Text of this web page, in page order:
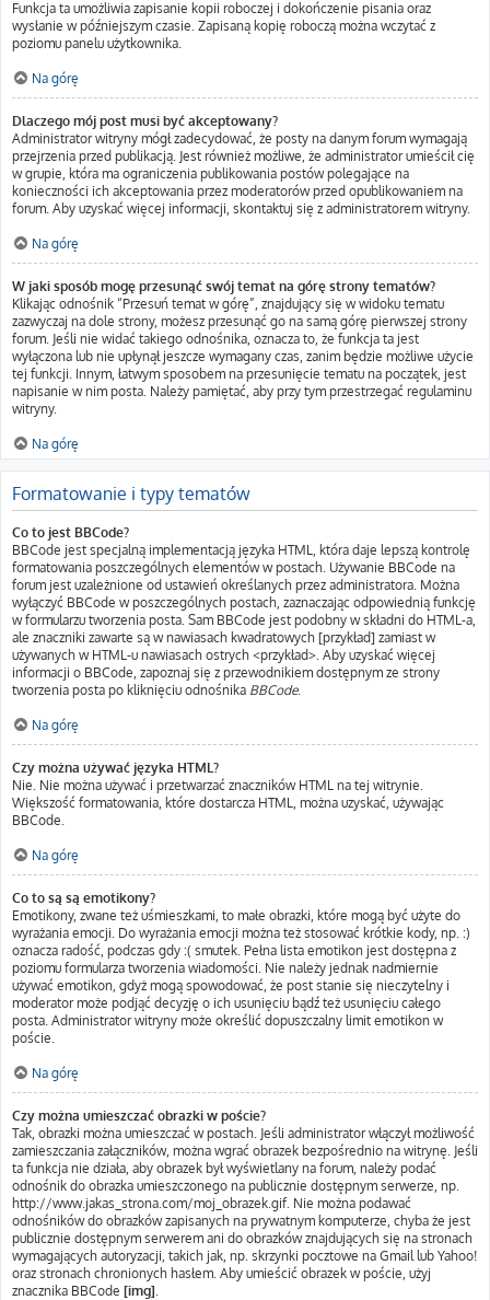
Funkcja ta umożliwia zapisanie kopii roboczej i dokończenie pisania oraz
wysłanie w późniejszym czasie. Zapisaną kopię roboczą można wczytać z
poziomu panelu użytkownika.
Na górę
Dlaczego mój post musi być akceptowany?
Administrator witryny mógł zadecydować, że posty na danym forum wymagają
przejrzenia przed publikacją. Jest również możliwe, że administrator umieścił cię
w grupie, która ma ograniczenia publikowania postów polegające na
konieczności ich akceptowania przez moderatorów przed opublikowaniem na
forum. Aby uzyskać więcej informacji, skontaktuj się z administratorem witryny.
Na górę
W jaki sposób mogę przesunąć swój temat na górę strony tematów?
Klikając odnośnik “Przesuń temat w górę”, znajdujący się w widoku tematu
zazwyczaj na dole strony, możesz przesunąć go na samą górę pierwszej strony
forum. Jeśli nie widać takiego odnośnika, oznacza to, że funkcja ta jest
wyłączona lub nie upłynął jeszcze wymagany czas, zanim będzie możliwe użycie
tej funkcji. Innym, łatwym sposobem na przesunięcie tematu na początek, jest
napisanie w nim posta. Należy pamiętać, aby przy tym przestrzegać regulaminu
witryny.
Na górę
Formatowanie i typy tematów
Co to jest BBCode?
BBCode jest specjalną implementacją języka HTML, która daje lepszą kontrolę
formatowania poszczególnych elementów w postach. Używanie BBCode na
forum jest uzależnione od ustawień określanych przez administratora. Można
wyłączyć BBCode w poszczególnych postach, zaznaczając odpowiednią funkcję
w formularzu tworzenia posta. Sam BBCode jest podobny w składni do HTML-a,
ale znaczniki zawarte są w nawiasach kwadratowych [przykład] zamiast w
używanych w HTML-u nawiasach ostrych <przykład>. Aby uzyskać więcej
informacji o BBCode, zapoznaj się z przewodnikiem dostępnym ze strony
tworzenia posta po kliknięciu odnośnika BBCode.
Na górę
Czy można używać języka HTML?
Nie. Nie można używać i przetwarzać znaczników HTML na tej witrynie.
Większość formatowania, które dostarcza HTML, można uzyskać, używając
BBCode.
Na górę
Co to są są emotikony?
Emotikony, zwane też uśmieszkami, to małe obrazki, które mogą być użyte do
wyrażania emocji. Do wyrażania emocji można też stosować krótkie kody, np. :)
oznacza radość, podczas gdy :( smutek. Pełna lista emotikon jest dostępna z
poziomu formularza tworzenia wiadomości. Nie należy jednak nadmiernie
używać emotikon, gdyż mogą spowodować, że post stanie się nieczytelny i
moderator może podjąć decyzję o ich usunięciu bądź też usunięciu całego
posta. Administrator witryny może określić dopuszczalny limit emotikon w
poście.
Na górę
Czy można umieszczać obrazki w poście?
Tak, obrazki można umieszczać w postach. Jeśli administrator włączył możliwość
zamieszczania załączników, można wgrać obrazek bezpośrednio na witrynę. Jeśli
ta funkcja nie działa, aby obrazek był wyświetlany na forum, należy podać
odnośnik do obrazka umieszczonego na publicznie dostępnym serwerze, np.
http://www.jakas_strona.com/moj_obrazek.gif. Nie można podawać
odnośników do obrazków zapisanych na prywatnym komputerze, chyba że jest
publicznie dostępnym serwerem ani do obrazków znajdujących się na stronach
wymagających autoryzacji, takich jak, np. skrzynki pocztowe na Gmail lub Yahoo!
oraz stronach chronionych hasłem. Aby umieścić obrazek w poście, użyj
znacznika BBCode [img].